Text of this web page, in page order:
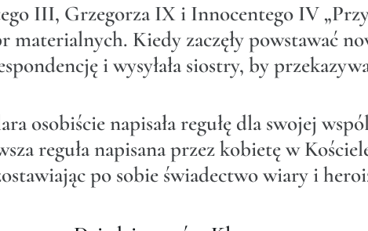
III, Grzegorza IX i Innocentego IV
Kiedy zaczęły powstawać
i wysyłała siostry, by
osobiście napisała regułę dla swojej
reguła napisana przez kobietę w
po sobie świadectwo wiary i